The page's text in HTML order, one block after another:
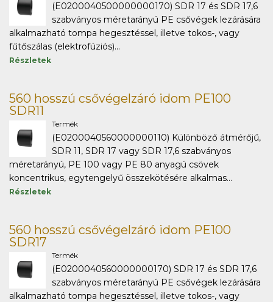
(E0200040500000000170) SDR 17 és SDR 17,6
szabványos méretarányú PE csővégek lezárására
alkalmazható tompa hegesztéssel, illetve tokos-, vagy
fűtőszálas (elektrofúziós)...
Részletek
560 hosszú csővégelzáró idom PE100
SDR11
Termék
(E0200040560000000110) Különböző átmérőjű,
SDR 11, SDR 17 vagy SDR 17,6 szabványos
méretarányú, PE 100 vagy PE 80 anyagú csövek
koncentrikus, egytengelyű összekötésére alkalmas...
Részletek
560 hosszú csővégelzáró idom PE100
SDR17
Termék
(E0200040560000000170) SDR 17 és SDR 17,6
szabványos méretarányú PE csővégek lezárására
alkalmazható tompa hegesztéssel, illetve tokos-, vagy